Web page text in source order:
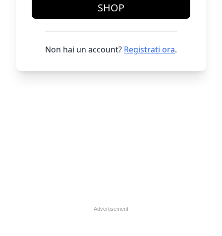
SHOP
Non hai un account? Registrati ora.